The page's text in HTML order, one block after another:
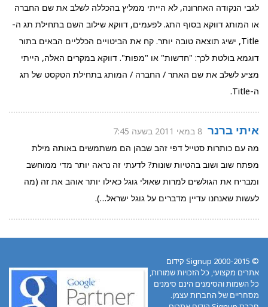
לגבי הנקודה האחרונה, לא הייתי ממליץ בהכללה לשלב את שם החברה
או המותג דווקא בסוף התג. לפעמים, דווקא שילוב השם בתחילת תג ה-
Title, ישיג תוצאה טובה יותר. קח את הביטויים הכלליים הבאים בתור
דוגמא בולטת לכך: "חדשות" או "מפות". דווקא במקרים האלה, הייתי
מציע לשלב את שם האתר / החברה / המותג בתחילת הטקסט של תג
ה-Title.
איתי ברנר 8 במאי 2011 בשעה 7:45
מה עם כותרות סטייל דפי זהב שבהן הם משתמשים באותה מילת
מפתח שוב ושוב בהטיות שונות? לדעתי זה נראה יותר מדי ממוחשב
ומבריח את הגולשים למרות שאולי גוגל כאילו יותר אוהב את זה (מה
לעשות שאנחנו עדיין מדברים על גוגל ישראל…).
© 2000-2015 Signup קידום
אתרים מקצועי, כל הזכויות שמורות,
כל השמות והסימנים הינם סימנים
מסחריים של החברות עצמן.